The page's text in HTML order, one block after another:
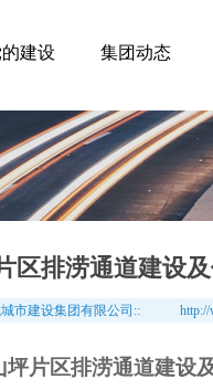
建设 集团动态
区排涝通道建设
市建设集团有限公司::
片区排涝通道建设